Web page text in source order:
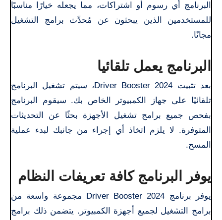
البرنامج أي رسوم أو اشتراكات، مما يجعله خيارًا مناسبًا
للمستخدمين الذين يبحثون عن مُحدِّث برامج التشغيل
مجانًا.
البرنامج يعمل تلقائيا
بعد تثبيت Driver Booster 2024، سيتم تشغيل البرنامج
تلقائيًا على جهاز الكمبيوتر الخاص بك. سيقوم البرنامج
بفحص جميع برامج تشغيل الأجهزة بحثًا عن التحديثات
المتوفرة. لا يلزم اتخاذ أي إجراء من جانبك لبدء عملية
المسح.
يوفر البرنامج كافة تعريفات النظام
يوفر برنامج Driver Booster 2024 مجموعة واسعة من
برامج التشغيل لجميع أجهزة الكمبيوتر. يتضمن ذلك برامج